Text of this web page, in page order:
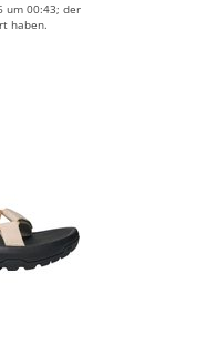
um 00:43; der
haben.